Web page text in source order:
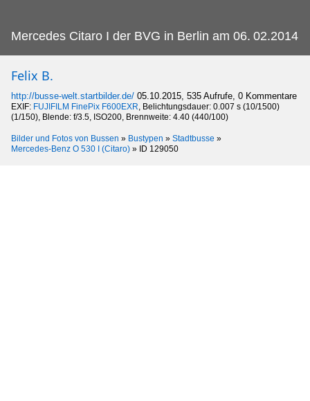
Mercedes Citaro I der BVG in Berlin am 06. 02.2014
Felix B.
http://busse-welt.startbilder.de/ 05.10.2015, 535 Aufrufe, 0 Kommentare
EXIF: FUJIFILM FinePix F600EXR, Belichtungsdauer: 0.007 s (10/1500)
(1/150), Blende: f/3.5, ISO200, Brennweite: 4.40 (440/100)
Bilder und Fotos von Bussen » Bustypen » Stadtbusse »
Mercedes-Benz O 530 I (Citaro) » ID 129050